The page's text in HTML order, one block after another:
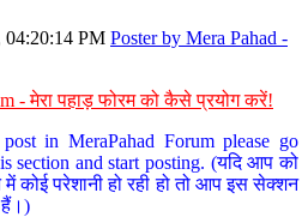
04:20:14 PM Poster by Mera Pahad -
- मेरा पहाड़ फोरम को कैसे प्रयोग करें!
in MeraPahad Forum please go
section and start posting. (यदि आप को
कोई परेशानी हो रही हो तो आप इस सेक्शन